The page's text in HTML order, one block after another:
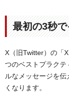
最初の3秒
X（旧Twitter）の「
つのベストプラク
ルなメッセージを
くなります。